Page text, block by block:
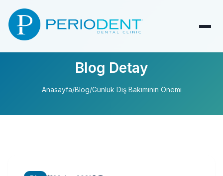
Blog Detay
Anasayfa/Blog/Günlük Diş Bakımının Önemi